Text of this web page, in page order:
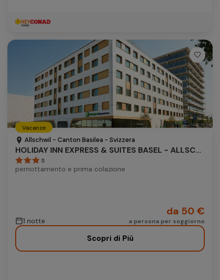
Vacanze
Allschwil - Canton Basilea - Svizzera
HOLIDAY INN EXPRESS & SUITES BASEL - ALLSCHWIL
S
pernottamento e prima colazione
1 notte
da 50 €
a persona per soggiorno
Scopri di Più